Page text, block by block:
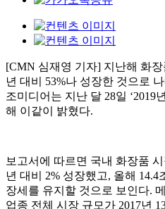
[CMN 심재영 기자] 지난해 화
년 대비 53%나 성장한 것으로
조미디어는 지난 달 28일 ‘2019
해 이같이 밝혔다.
보고서에 따르면 국내 화장품
년 대비 2% 성장했고, 올해
장세를 유지할 것으로 보인다.
업종 전체 시장 규모가 2017년